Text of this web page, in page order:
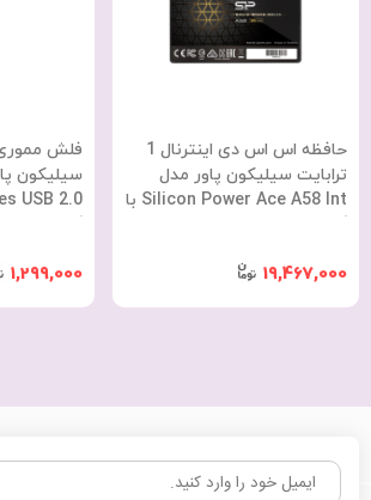
حافظه اس اس دی اینترنال 1
ترابایت سیلیکون پاور مدل
Silicon Power Ace A58 Int با
19,467,000
1,299,000